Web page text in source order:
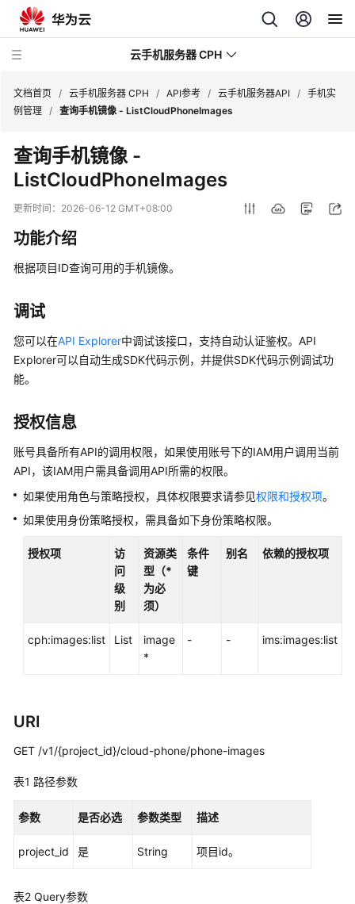
云手机服务器 CPH
最
新
动
产
品
介
计
费
说
速
入
门
用
户
南
践
使
前
API
文档首页 / 云手机服务器 CPH / API参考 / 云手机服务器API / 手机实
例管理 / 查询手机镜像 - ListCloudPhoneImages
查询手机镜像 -
ListCloudPhoneImages
更新时间： 2026-06-12 GMT+08:00
功能介绍
根据项目ID查询可用的手机镜像。
调试
您可以在API Explorer中调试该接口，支持自动认证鉴权。API
Explorer可以自动生成SDK代码示例，并提供SDK代码示例调试功
能。
授权信息
账号具备所有API的调用权限，如果使用账号下的IAM用户调用当前
API，该IAM用户需具备调用API所需的权限。
如果使用角色与策略授权，具体权限要求请参见权限和授权项。
如果使用身份策略授权，需具备如下身份策略权限。
授权项
访
问
级
别
资源类
型（*
为必
须）
条件
键
别名 依赖的授权项
cph:images:list List
image
*
- - ims:images:list
URI
GET /v1/{project_id}/cloud-phone/phone-images
表1 路径参数
参数 是否必选 参数类型 描述
project_id 是 String 项目id。
表2 Query参数